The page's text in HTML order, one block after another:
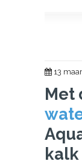
13
Met